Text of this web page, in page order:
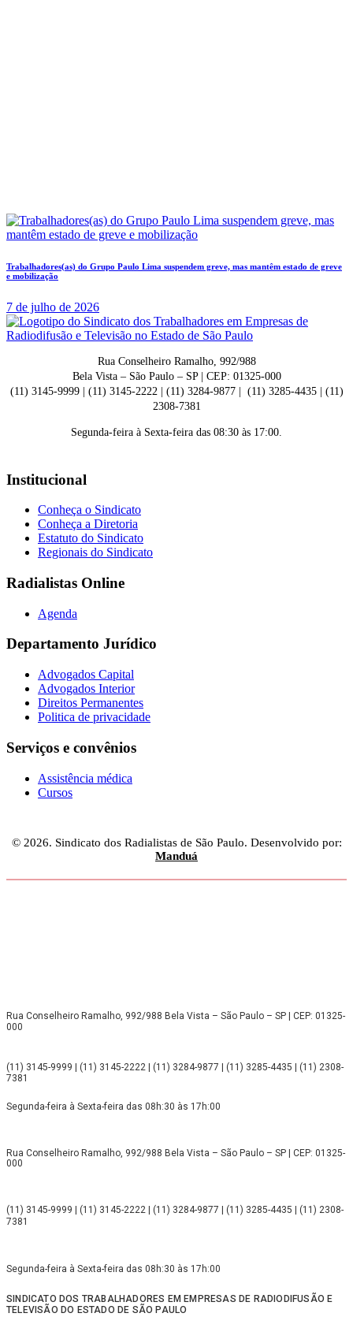
Trabalhadores(as) do Grupo Paulo Lima suspendem greve, mas mantêm estado de greve
e mobilização
7 de julho de 2026
Rua Conselheiro Ramalho, 992/988
Bela Vista – São Paulo – SP | CEP: 01325-000
(11) 3145-9999 | (11) 3145-2222 | (11) 3284-9877 | (11) 3285-4435 | (11)
2308-7381
Segunda-feira à Sexta-feira das 08:30 às 17:00.
Institucional
Conheça o Sindicato
Conheça a Diretoria
Estatuto do Sindicato
Regionais do Sindicato
Radialistas Online
Agenda
Departamento Jurídico
Advogados Capital
Advogados Interior
Direitos Permanentes
Politica de privacidade
Serviços e convênios
Assistência médica
Cursos
© 2026. Sindicato dos Radialistas de São Paulo. Desenvolvido por:
Manduá
Rua Conselheiro Ramalho, 992/988 Bela Vista – São Paulo – SP | CEP: 01325-
000
(11) 3145-9999 | (11) 3145-2222 | (11) 3284-9877 | (11) 3285-4435 | (11) 2308-
7381
Segunda-feira à Sexta-feira das 08h:30 às 17h:00
Rua Conselheiro Ramalho, 992/988 Bela Vista – São Paulo – SP | CEP: 01325-
000
(11) 3145-9999 | (11) 3145-2222 | (11) 3284-9877 | (11) 3285-4435 | (11) 2308-
7381
Segunda-feira à Sexta-feira das 08h:30 às 17h:00
SINDICATO DOS TRABALHADORES EM EMPRESAS DE RADIODIFUSÃO E
TELEVISÃO DO ESTADO DE SÃO PAULO